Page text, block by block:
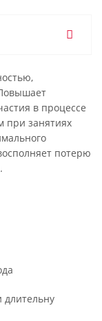
в процессе
при занятиях
потерю
длительну